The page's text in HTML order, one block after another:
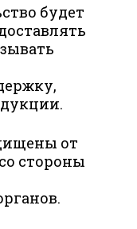
будет
от
стороны